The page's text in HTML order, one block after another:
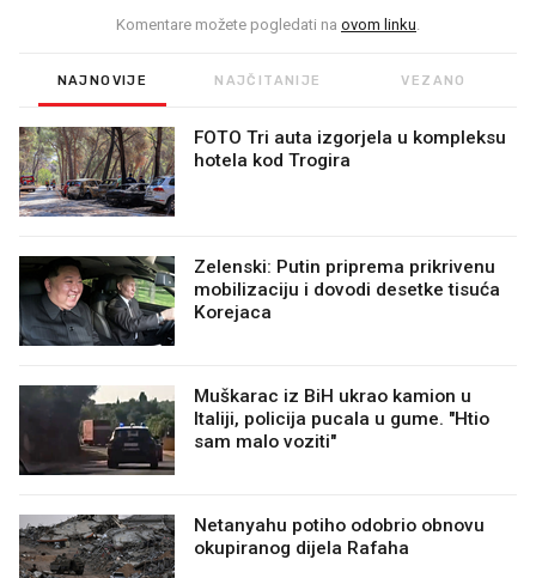
Komentare možete pogledati na ovom linku.
NAJNOVIJE NAJČITANIJE VEZANO
FOTO Tri auta izgorjela u kompleksu
hotela kod Trogira
Zelenski: Putin priprema prikrivenu
mobilizaciju i dovodi desetke tisuća
Korejaca
Muškarac iz BiH ukrao kamion u
Italiji, policija pucala u gume. "Htio
sam malo voziti"
Netanyahu potiho odobrio obnovu
okupiranog dijela Rafaha